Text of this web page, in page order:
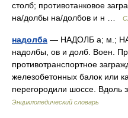
столб; противотанковое
на/долбы на/долбов и н …
надолба — НАДОЛБ а; м.;
надолбы, ов и долб. Воен.
противотранспортное
железобетонных балок или
перегородили шоссе.
Энциклопедический словарь